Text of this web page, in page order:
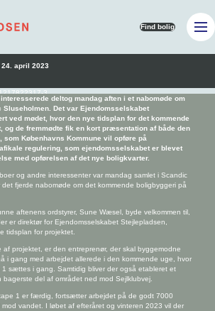
Find bolig
april 2023
deltog mandag aften i et nabomøde om
Sluseholmen. Det var Ejendomsselskabet
ved mødet, hvor den nye tidsplan for det kommende
og de fremmødte fik en kort præsentation af både den
som Københavns Kommune vil opføre på
regulering, som ejendomsselskabet er blevet
med opførelsen af det nye boligkvarter.
og andre interessenter var mandag samlet i Scandic
det fjerde nabomøde om det kommende boligbyggeri på
aftenens ordstyrer, Sune Wæsel, byde velkommen til,
er direktør for Ejendomsselskabet Stejlepladsen,
tidsplan for projektet.
projektet, er den entreprenør, der skal byggemodne
i gang med arbejdet allerede i den kommende uge, hvor
sættes i gang. Samtidig bliver der også etableret et
del af området ned mod Sejlklubvej.
1 er færdig, fortsætter arbejdet på de godt 7000
mod vandet. I løbet af efteråret og vinteren 2023 vil der